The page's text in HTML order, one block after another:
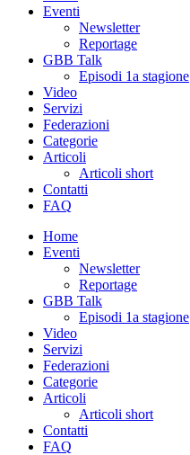
Eventi
Newsletter
Reportage
GBB Talk
Episodi 1a stagione
Video
Servizi
Federazioni
Categorie
Articoli
Articoli short
Contatti
FAQ
Home
Eventi
Newsletter
Reportage
GBB Talk
Episodi 1a stagione
Video
Servizi
Federazioni
Categorie
Articoli
Articoli short
Contatti
FAQ